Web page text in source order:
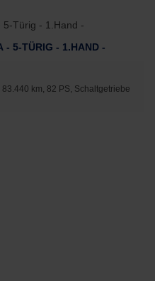
- 5-TÜRIG - 1.HAND -
km, 82 PS, Schaltgetriebe